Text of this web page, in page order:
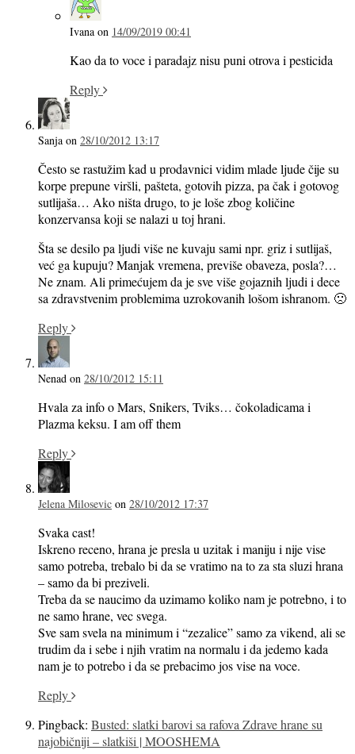
Ivana on 14/09/2019 00:41
Kao da to voce i paradajz nisu puni otrova i pesticida
Reply
Sanja on 28/10/2012 13:17
Često se rastužim kad u prodavnici vidim mlade ljude čije su
korpe prepune viršli, pašteta, gotovih pizza, pa čak i gotovog
sutlijaša… Ako ništa drugo, to je loše zbog količine
konzervansa koji se nalazi u toj hrani.
Šta se desilo pa ljudi više ne kuvaju sami npr. griz i sutlijaš,
već ga kupuju? Manjak vremena, previše obaveza, posla?…
Ne znam. Ali primećujem da je sve više gojaznih ljudi i dece
sa zdravstvenim problemima uzrokovanih lošom ishranom. 🙁
Reply
Nenad on 28/10/2012 15:11
Hvala za info o Mars, Snikers, Tviks… čokoladicama i
Plazma keksu. I am off them
Reply
Jelena Milosevic on 28/10/2012 17:37
Svaka cast!
Iskreno receno, hrana je presla u uzitak i maniju i nije vise
samo potreba, trebalo bi da se vratimo na to za sta sluzi hrana
– samo da bi preziveli.
Treba da se naucimo da uzimamo koliko nam je potrebno, i to
ne samo hrane, vec svega.
Sve sam svela na minimum i “zezalice” samo za vikend, ali se
trudim da i sebe i njih vratim na normalu i da jedemo kada
nam je to potrebo i da se prebacimo jos vise na voce.
Reply
Pingback: Busted: slatki barovi sa rafova Zdrave hrane su
najobičniji – slatkiši | MOOSHEMA